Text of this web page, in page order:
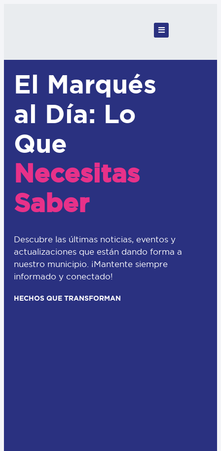
El Marqués
al Día: Lo
Que
Necesitas
Saber
Descubre las últimas noticias, eventos y
actualizaciones que están dando forma a
nuestro municipio. ¡Mantente siempre
informado y conectado!
HECHOS QUE TRANSFORMAN